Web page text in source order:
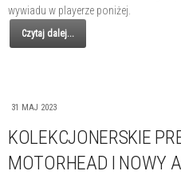
wywiadu w playerze poniżej.
Czytaj dalej...
31 MAJ 2023
KOLEKCJONERSKIE
MOTORHEAD I NOWY